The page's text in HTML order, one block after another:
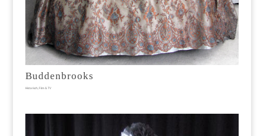
Buddenbrooks
Historisch, Film & TV